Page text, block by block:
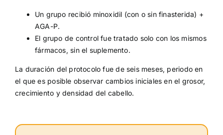
Un grupo recibió minoxidil (con o sin finasterida) +
AGA-P.
El grupo de control fue tratado solo con los mismos
fármacos, sin el suplemento.
La duración del protocolo fue de seis meses, periodo en
el que es posible observar cambios iniciales en el grosor,
crecimiento y densidad del cabello.